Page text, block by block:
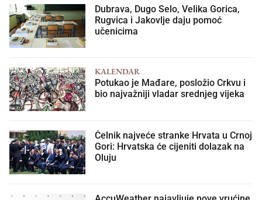
Dubrava, Dugo Selo, Velika Gorica,
Rugvica i Jakovlje daju pomoć
učenicima
KALENDAR
Potukao je Mađare, posložio Crkvu i
bio najvažniji vladar srednjeg vijeka
Čelnik najveće stranke Hrvata u Crnoj
Gori: Hrvatska će cijeniti dolazak na
Oluju